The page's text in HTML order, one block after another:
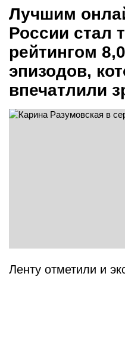
Лучшим
России стал
рейтингом
эпизодов,
впечатлили
Ленту отметили и